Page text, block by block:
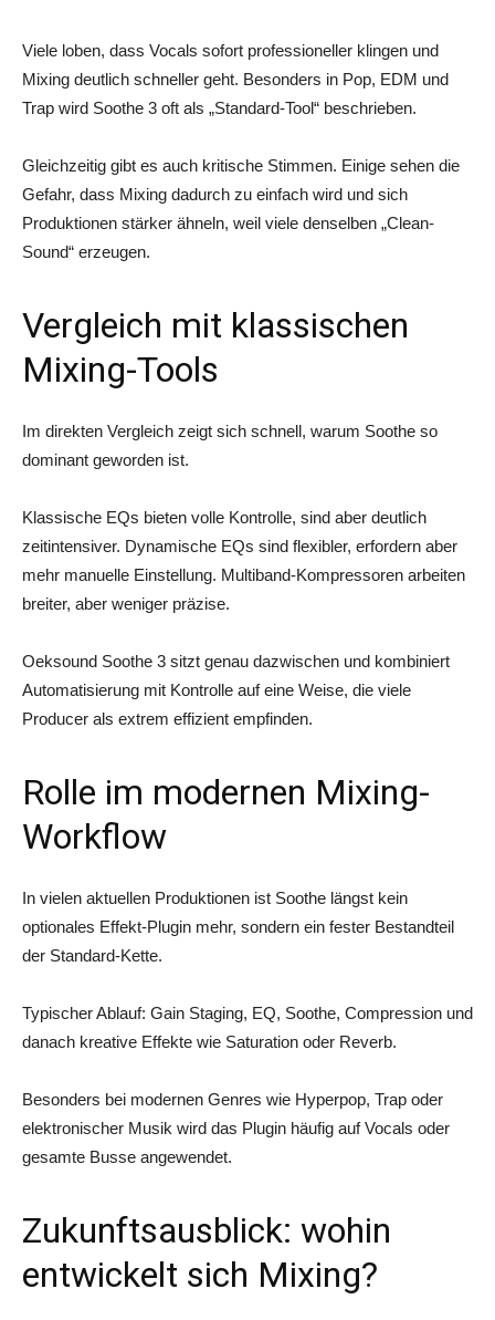
Viele loben, dass Vocals sofort professioneller klingen und
Mixing deutlich schneller geht. Besonders in Pop, EDM und
Trap wird Soothe 3 oft als „Standard-Tool“ beschrieben.
Gleichzeitig gibt es auch kritische Stimmen. Einige sehen die
Gefahr, dass Mixing dadurch zu einfach wird und sich
Produktionen stärker ähneln, weil viele denselben „Clean-
Sound“ erzeugen.
Vergleich mit klassischen
Mixing-Tools
Im direkten Vergleich zeigt sich schnell, warum Soothe so
dominant geworden ist.
Klassische EQs bieten volle Kontrolle, sind aber deutlich
zeitintensiver. Dynamische EQs sind flexibler, erfordern aber
mehr manuelle Einstellung. Multiband-Kompressoren arbeiten
breiter, aber weniger präzise.
Oeksound Soothe 3 sitzt genau dazwischen und kombiniert
Automatisierung mit Kontrolle auf eine Weise, die viele
Producer als extrem effizient empfinden.
Rolle im modernen Mixing-
Workflow
In vielen aktuellen Produktionen ist Soothe längst kein
optionales Effekt-Plugin mehr, sondern ein fester Bestandteil
der Standard-Kette.
Typischer Ablauf: Gain Staging, EQ, Soothe, Compression und
danach kreative Effekte wie Saturation oder Reverb.
Besonders bei modernen Genres wie Hyperpop, Trap oder
elektronischer Musik wird das Plugin häufig auf Vocals oder
gesamte Busse angewendet.
Zukunftsausblick: wohin
entwickelt sich Mixing?